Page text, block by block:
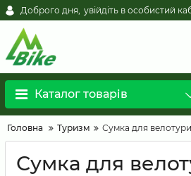
Доброго дня, увійдіть в особистий
Каталог товарів
Головна Туризм Сумка для
Сумка для